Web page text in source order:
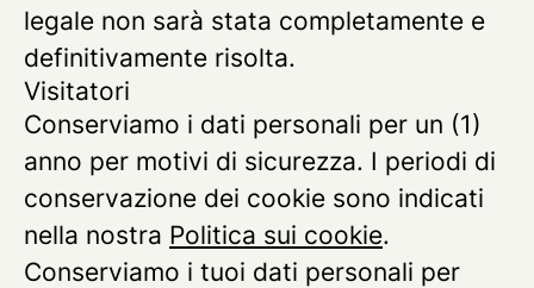
legale non sarà stata completamente e
definitivamente risolta.
Visitatori
Conserviamo i dati personali per un (1)
anno per motivi di sicurezza. I periodi di
conservazione dei cookie sono indicati
nella nostra Politica sui cookie.
Conserviamo i tuoi dati personali per